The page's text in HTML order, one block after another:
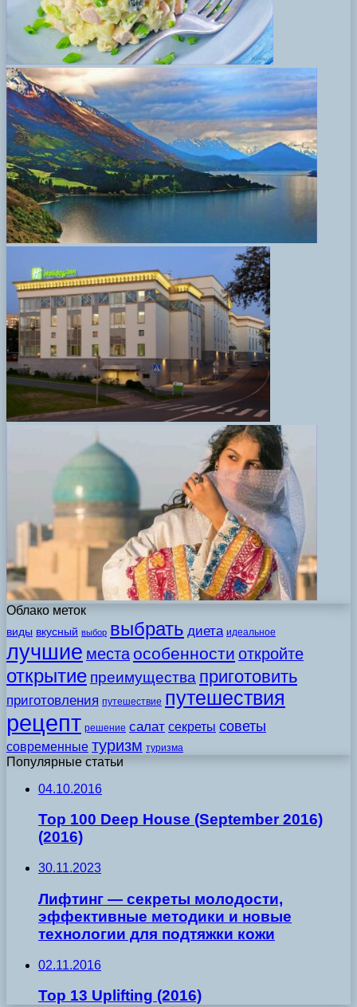
Облако меток
виды вкусный выбор выбрать диета идеальное
лучшие места особенности откройте
открытие преимущества приготовить
приготовления путешествие путешествия
рецепт решение салат секреты советы
современные туризм туризма
Популярные статьи
04.10.2016
Top 100 Deep House (September 2016)
(2016)
30.11.2023
Лифтинг — секреты молодости,
эффективные методики и новые
технологии для подтяжки кожи
02.11.2016
Top 13 Uplifting (2016)